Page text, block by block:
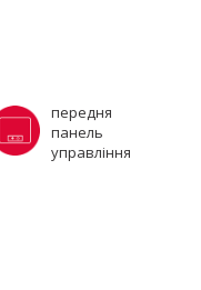
передня
панель
управління